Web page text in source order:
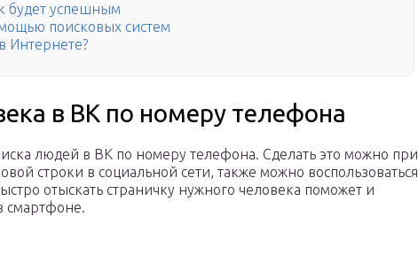
будет успешным
поисковых систем
Интернете?
в ВК по номеру телефона
людей в ВК по номеру телефона. Сделать это можно при
строки в социальной сети, также можно воспользоваться
отыскать страничку нужного человека поможет и
смартфоне.